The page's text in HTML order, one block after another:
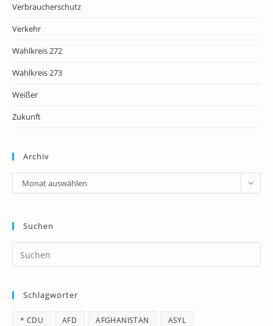
Verbraucherschutz
Verkehr
Wahlkreis 272
Wahlkreis 273
Weißer
Zukunft
Archiv
Archiv
Monat auswählen
Suchen
Schlagwörter
* CDU AFD AFGHANISTAN ASYL